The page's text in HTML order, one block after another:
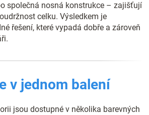
společná nosná konstrukce – zajišťují
celku. Výsledkem je
řešení, které vypadá dobře a zároveň
v jednom balení
jsou dostupné v několika barevných